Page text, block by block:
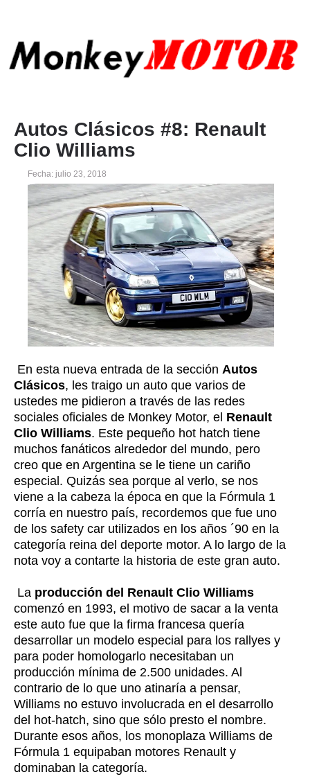
Autos Clásicos #8: Renault
Clio Williams
Fecha: julio 23, 2018
En esta nueva entrada de la sección Autos
Clásicos, les traigo un auto que varios de
ustedes me pidieron a través de las redes
sociales oficiales de Monkey Motor, el Renault
Clio Williams. Este pequeño hot hatch tiene
muchos fanáticos alrededor del mundo, pero
creo que en Argentina se le tiene un cariño
especial. Quizás sea porque al verlo, se nos
viene a la cabeza la época en que la Fórmula 1
corría en nuestro país, recordemos que fue uno
de los safety car utilizados en los años ´90 en la
categoría reina del deporte motor. A lo largo de la
nota voy a contarte la historia de este gran auto.
La producción del Renault Clio Williams
comenzó en 1993, el motivo de sacar a la venta
este auto fue que la firma francesa quería
desarrollar un modelo especial para los rallyes y
para poder homologarlo necesitaban un
producción mínima de 2.500 unidades. Al
contrario de lo que uno atinaría a pensar,
Williams no estuvo involucrada en el desarrollo
del hot-hatch, sino que sólo presto el nombre.
Durante esos años, los monoplaza Williams de
Fórmula 1 equipaban motores Renault y
dominaban la categoría.